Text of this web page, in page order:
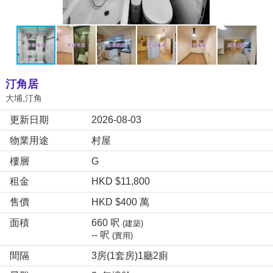
汀角居
大埔,汀角
更新日期
2026-08-03
物業用途
村屋
樓層
G
租金
HKD $11,800
售價
HKD $400 萬
面積
660 呎(建築)
-- 呎(實用)
間隔
3房(1套房)1廳2廁